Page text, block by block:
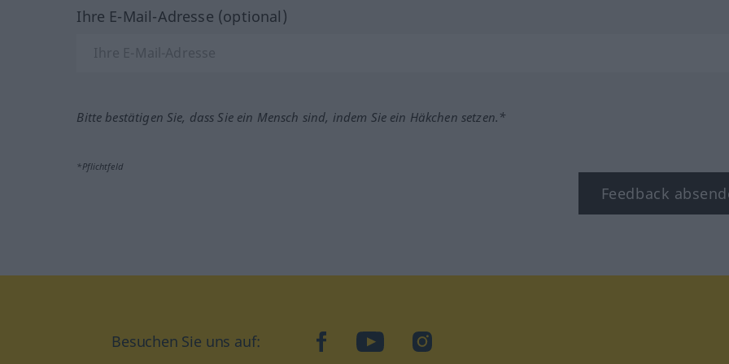
Ihre E-Mail-Adresse (optional)
Bitte bestätigen Sie, dass Sie ein Mensch sind, indem Sie ein Häkchen setzen.*
*Pflichtfeld
Feedback
Besuchen Sie uns auf: facebookYouTubeInstagram